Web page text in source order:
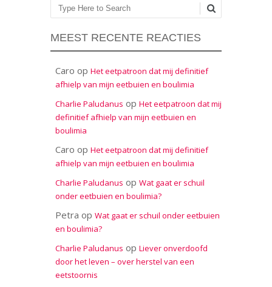
Zoeken
MEEST RECENTE REACTIES
Caro op Het eetpatroon dat mij definitief
afhielp van mijn eetbuien en boulimia
Charlie Paludanus op Het eetpatroon dat mij
definitief afhielp van mijn eetbuien en
boulimia
Caro op Het eetpatroon dat mij definitief
afhielp van mijn eetbuien en boulimia
Charlie Paludanus op Wat gaat er schuil
onder eetbuien en boulimia?
Petra op Wat gaat er schuil onder eetbuien
en boulimia?
Charlie Paludanus op Liever onverdoofd
door het leven – over herstel van een
eetstoornis